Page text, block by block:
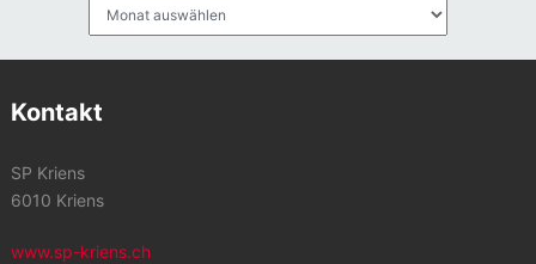
Kontakt
SP Kriens
6010 Kriens
www.sp-kriens.ch